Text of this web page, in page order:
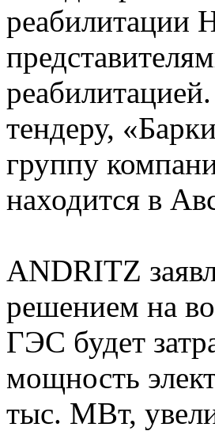
реабилитации
тендеру,
группу
находится в
ANDRITZ
решением на
ГЭС будет
мощность
тыс. МВт,